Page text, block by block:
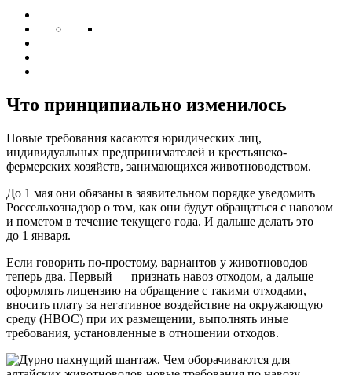
Что принципиально изменилось
Новые требования касаются юридических лиц,
индивидуальных предпринимателей и крестьянско-
фермерских хозяйств, занимающихся животноводством.
До 1 мая они обязаны в заявительном порядке уведомить
Россельхознадзор о том, как они будут обращаться с навозом
и пометом в течение текущего года. И дальше делать это
до 1 января.
Если говорить по-простому, вариантов у животноводов
теперь два. Первый — признать навоз отходом, а дальше
оформлять лицензию на обращение с такими отходами,
вносить плату за негативное воздействие на окружающую
среду (НВОС) при их размещении, выполнять иные
требования, установленные в отношении отходов.